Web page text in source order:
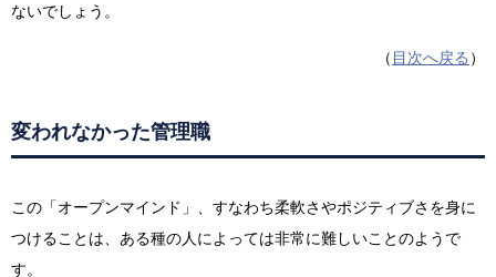
ないでしょう。
（ 目次へ戻る ）
変われなかった管理職
この「オープンマインド」、すなわち柔軟さやポジティブさを身に
つけることは、ある種の人によっては非常に難しいことのようで
す。